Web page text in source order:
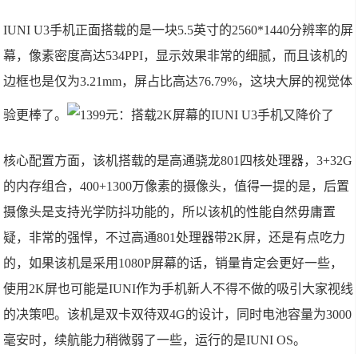
IUNI U3手机正面搭载的是一块5.5英寸的2560*1440分辨率的屏
幕，像素密度高达534PPI，显示效果非常的细腻，而且该机的
边框也是仅为3.21mm，屏占比高达76.79%，这块大屏的视觉体
验更棒了。
核心配置方面，该机搭载的是高通骁龙801四核处理器，3+32G
的内存组合，400+1300万像素的摄像头，值得一提的是，后置
摄像头是支持光学防抖功能的，所以该机的性能自然毋庸置
疑，非常的强悍，不过高通801处理器带2K屏，还是有点吃力
的，如果该机是采用1080P屏幕的话，销量肯定会更好一些，
使用2K屏也可能是IUNI作为手机新人不得不做的吸引大家视线
的决策吧。该机是双卡双待双4G的设计，同时电池容量为3000
毫安时，续航能力稍微弱了一些，运行的是IUNI OS。